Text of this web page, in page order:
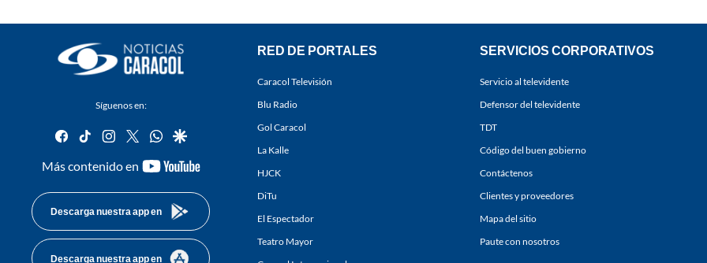
Síguenos en:
facebook
tiktok instagram
twitterwhatsapp
google
Más contenido en
youtube-
Descarga nuestra app en
Descarga nuestra app en
RED DE PORTALES
Caracol Televisión
Blu Radio
Gol Caracol
La Kalle
HJCK
DiTu
El Espectador
Teatro Mayor
SERVICIOS CORPORATIVOS
Servicio al televidente
Defensor del televidente
TDT
Código del buen gobierno
Contáctenos
Clientes y proveedores
Mapa del sitio
Paute con nosotros